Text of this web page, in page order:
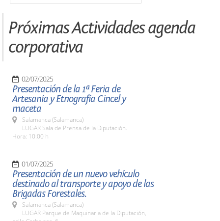
Próximas Actividades agenda
corporativa
02/07/2025
Presentación de la 1ª Feria de
Artesanía y Etnografía Cincel y
maceta
Salamanca (Salamanca)
LUGAR Sala de Prensa de la Diputación.
Hora: 10:00 h
01/07/2025
Presentación de un nuevo vehículo
destinado al transporte y apoyo de las
Brigadas Forestales.
Salamanca (Salamanca)
LUGAR Parque de Maquinaria de la Diputación,